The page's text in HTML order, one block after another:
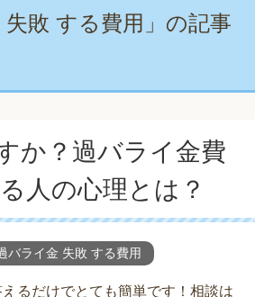
失敗 する費用」の記事
か？過バライ金費
人の心理とは？
バライ金 失敗 する費用
るだけでとても簡単です！相談は